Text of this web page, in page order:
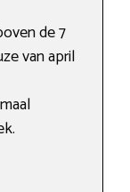
de 7
van april